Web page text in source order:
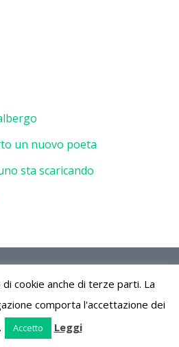
un nuovo poeta
sta scaricando
Cimbergo (Bs) Parco Naturale
Lombardia Italia
cookie anche di terze parti. La
comporta l'accettazione dei
Accetto Leggi